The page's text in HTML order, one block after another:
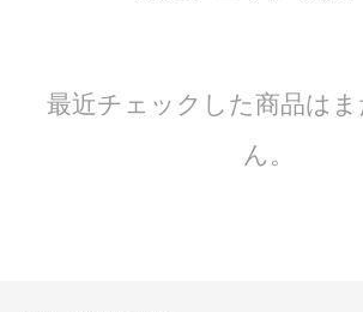
最近チェックした商品は
ん。